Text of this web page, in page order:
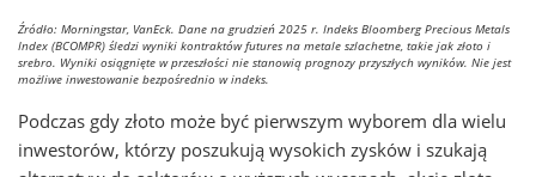
Źródło: Morningstar, VanEck. Dane na grudzień 2025 r. Indeks Bloomberg Precious Metals
Index (BCOMPR) śledzi wyniki kontraktów futures na metale szlachetne, takie jak złoto i
srebro. Wyniki osiągnięte w przeszłości nie stanowią prognozy przyszłych wyników. Nie jest
możliwe inwestowanie bezpośrednio w indeks.
Podczas gdy złoto może być pierwszym wyborem dla wielu
inwestorów, którzy poszukują wysokich zysków i szukają